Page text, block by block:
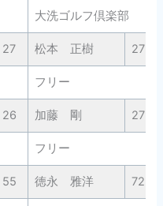
大洗ゴルフ倶楽部
27 松本 正樹 27
フリー
26 加藤 剛 27
フリー
55 徳永 雅洋 72